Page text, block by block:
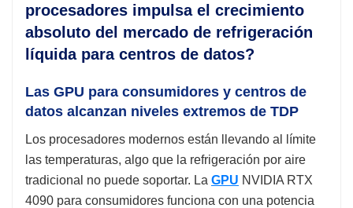
procesadores impulsa el crecimiento
absoluto del mercado de refrigeración
líquida para centros de datos?
Las GPU para consumidores y centros de
datos alcanzan niveles extremos de TDP
Los procesadores modernos están llevando al límite
las temperaturas, algo que la refrigeración por aire
tradicional no puede soportar. La GPU NVIDIA RTX
4090 para consumidores funciona con una potencia